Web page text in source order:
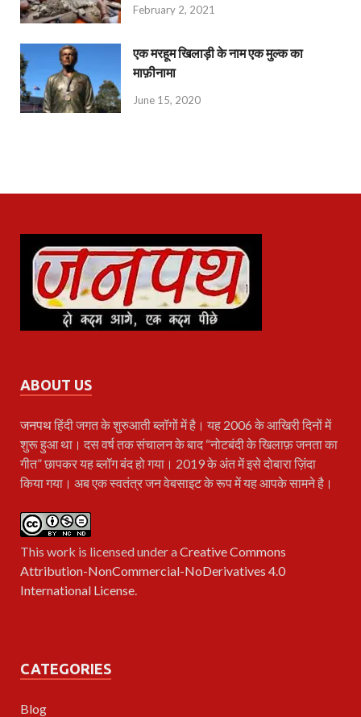
February 2, 2021
एक मरहूम खिलाड़ी के नाम एक मुल्क का
माफ़ीनामा
June 15, 2020
ABOUT US
जनपथहिंदी जगत के शुरुआती ब्लॉगों में है। यह 2006 के आखिरी दिनों में
शुरू हुआ था। दस वर्ष तक संचालन के बाद “नोटबंदी के खिलाफ़ जनता का
गीत” छापकर यह ब्लॉग बंद हो गया। 2019 के अंत में इसे दोबारा ज़िंदा
किया गया। अब एक स्वतंत्र जन वेबसाइट के रूप में यह आपके सामने है।
This work is licensed under aCreative Commons
Attribution-NonCommercial-NoDerivatives 4.0
International License.
CATEGORIES
Blog